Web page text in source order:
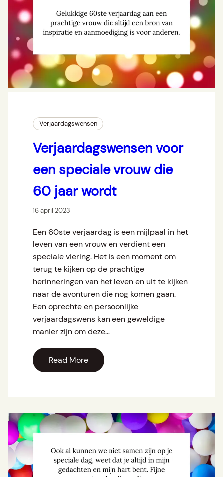
Verjaardagswensen
Verjaardagswensen voor
een speciale vrouw die
60 jaar wordt
16 april 2023
Een 60ste verjaardag is een mijlpaal in het
leven van een vrouw en verdient een
speciale viering. Het is een moment om
terug te kijken op de prachtige
herinneringen van het leven en uit te kijken
naar de avonturen die nog komen gaan.
Een oprechte en persoonlijke
verjaardagswens kan een geweldige
manier zijn om deze…
Read More